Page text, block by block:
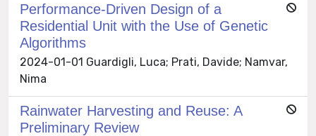
Performance-Driven Design of a
Residential Unit with the Use of Genetic
Algorithms
2024-01-01 Guardigli, Luca; Prati, Davide; Namvar,
Nima
Rainwater Harvesting and Reuse: A
Preliminary Review